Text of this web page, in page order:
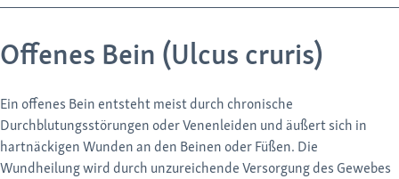
Offenes Bein (Ulcus cruris)
Ein offenes Bein entsteht meist durch chronische
Durchblutungsstörungen oder Venenleiden und äußert sich in
hartnäckigen Wunden an den Beinen oder Füßen. Die
Wundheilung wird durch unzureichende Versorgung des Gewebes